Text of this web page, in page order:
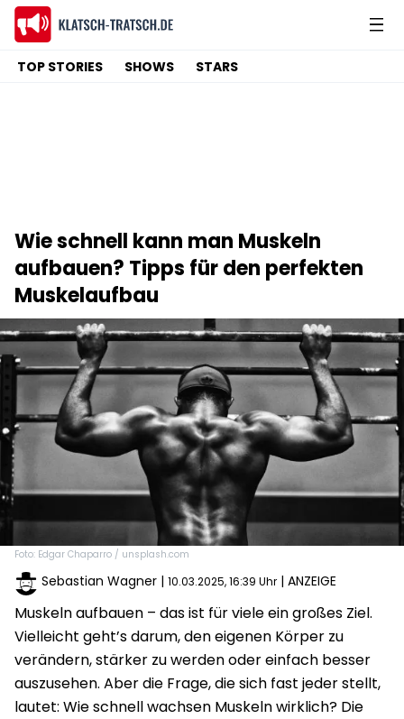
TOP STORIES SHOWS STARS
Wie schnell kann man Muskeln
aufbauen? Tipps für den perfekten
Muskelaufbau
Foto: Edgar Chaparro / unsplash.com
Sebastian Wagner | 10.03.2025, 16:39 Uhr | ANZEIGE
Muskeln aufbauen – das ist für viele ein großes Ziel.
Vielleicht geht’s darum, den eigenen Körper zu
verändern, stärker zu werden oder einfach besser
auszusehen. Aber die Frage, die sich fast jeder stellt,
lautet: Wie schnell wachsen Muskeln wirklich? Die